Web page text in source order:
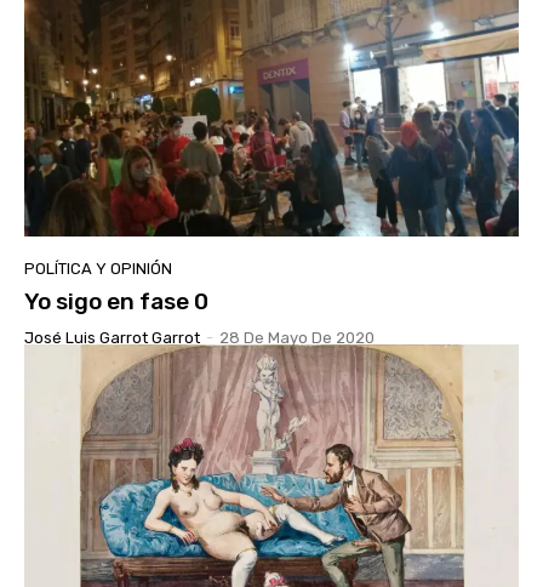
POLÍTICA Y OPINIÓN
Yo sigo en fase 0
José Luis Garrot Garrot - 28 De Mayo De 2020